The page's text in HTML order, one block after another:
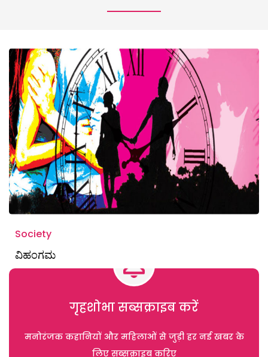
Society
ವಿಹಂಗಮ
गृहशोभा सब्सक्राइब करें
मनोरंजक कहानियों और महिलाओं से जुड़ी हर नई खबर के
लिए सब्सक्राइब करिए